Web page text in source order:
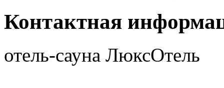
Контактная
отель-сауна ЛюксОтель